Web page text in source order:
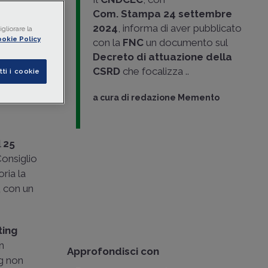
nella
in Roma
25
la
un
non
Com. Stampa 24 settembre
2024, informa di aver pubblicato
con la FNC un documento sul
Decreto di attuazione della
CSRDche focalizza ..
a cura di redazione Memento
Approfondisci con
la
Policy
i cookie